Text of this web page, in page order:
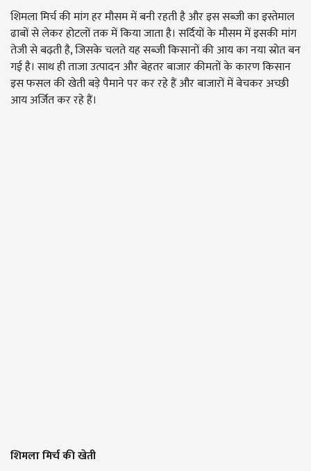
शिमला मिर्च की मांग हर मौसम में बनी रहती है और इस सब्जी का इस्तेमाल
ढाबों से लेकर होटलों तक में किया जाता है। सर्दियों के मौसम में इसकी मांग
तेजी से बढ़ती है, जिसके चलते यह सब्जी किसानों की आय का नया स्रोत बन
गई है। साथ ही ताजा उत्पादन और बेहतर बाजार कीमतों के कारण किसान
इस फसल की खेती बड़े पैमाने पर कर रहे हैं और बाजारों में बेचकर अच्छी
आय अर्जित कर रहे हैं।
शिमला मिर्च की खेती